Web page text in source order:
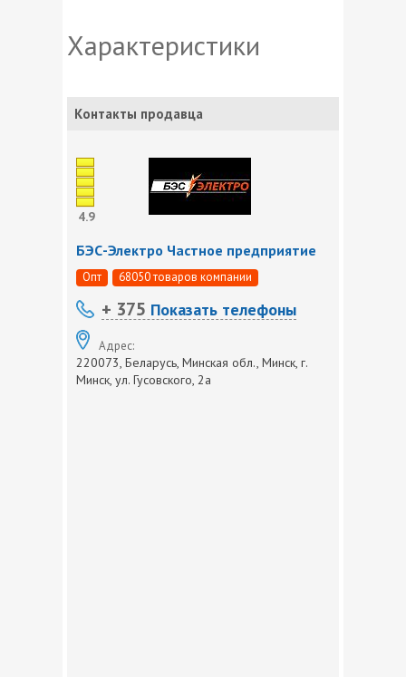
Характеристики
Контакты продавца
4.9
БЭС-Электро Частное предприятие
Опт 68050 товаров компании
+ 375 Показать телефоны
Адрес:
220073, Беларусь, Минская обл., Минск, г.
Минск, ул. Гусовского, 2а